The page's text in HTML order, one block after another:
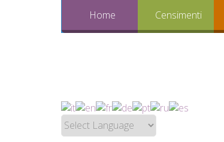
Home Censimenti